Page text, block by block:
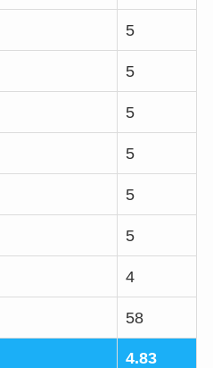
5
5
5
5
5
5
4
58
4.83